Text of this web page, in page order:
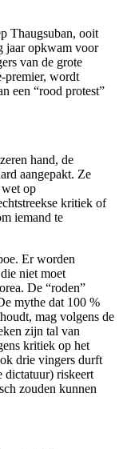
Thaugsuban, ooit
jaar opkwam voor
van de grote
premier, wordt
een “rood protest”
hand, de
aangepakt. Ze
wet op
kritiek of
iemand te
Er worden
niet moet
De “roden”
mythe dat 100 %
mag volgens de
zijn tal van
kritiek op het
drie vingers durft
dictatuur) riskeert
zouden kunnen